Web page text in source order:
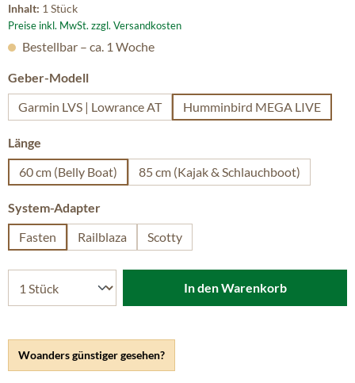
Inhalt: 1 Stück
Preise inkl. MwSt. zzgl. Versandkosten
Woanders günstiger gesehen?
Bestellbar – ca. 1 Woche
Geber-Modellauswählen
Garmin LVS | Lowrance AT
Humminbird MEGA LIVE
Länge
60 cm (Belly Boat)
85 cm (Kajak & Schlauchboot)
System-Adapter
Fasten
Railblaza Scotty
In den Warenkorb